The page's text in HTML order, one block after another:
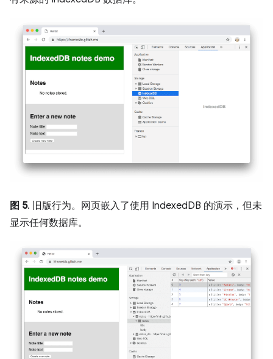
图 5. 旧版行为。网页嵌入了使用 IndexedDB 的演示，但未
显示任何数据库。